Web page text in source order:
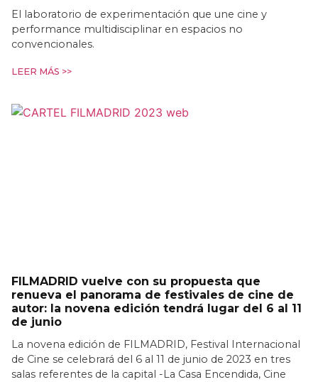
El laboratorio de experimentación que une cine y
performance multidisciplinar en espacios no
convencionales.
LEER MÁS >>
FILMADRID vuelve con su propuesta que
renueva el panorama de festivales de cine de
autor: la novena edición tendrá lugar del 6 al 11
de junio
La novena edición de FILMADRID, Festival Internacional
de Cine se celebrará del 6 al 11 de junio de 2023 en tres
salas referentes de la capital -La Casa Encendida, Cine